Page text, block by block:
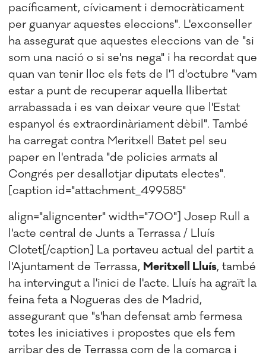
pacíficament, cívicament i democràticament
per guanyar aquestes eleccions". L'exconseller
ha assegurat que aquestes eleccions van de "si
som una nació o si se'ns nega" i ha recordat que
quan van tenir lloc els fets de l'1 d'octubre "vam
estar a punt de recuperar aquella llibertat
arrabassada i es van deixar veure que l'Estat
espanyol és extraordinàriament dèbil". També
ha carregat contra Meritxell Batet pel seu
paper en l'entrada "de policies armats al
Congrés per desallotjar diputats electes".
[caption id="attachment_499585"
align="aligncenter" width="700"] Josep Rull a
l'acte central de Junts a Terrassa / Lluís
Clotet[/caption] La portaveu actual del partit a
l'Ajuntament de Terrassa, Meritxell Lluís, també
ha intervingut a l'inici de l'acte. Lluís ha agraït la
feina feta a Nogueras des de Madrid,
assegurant que "s'han defensat amb fermesa
totes les iniciatives i propostes que els fem
arribar des de Terrassa com de la comarca i